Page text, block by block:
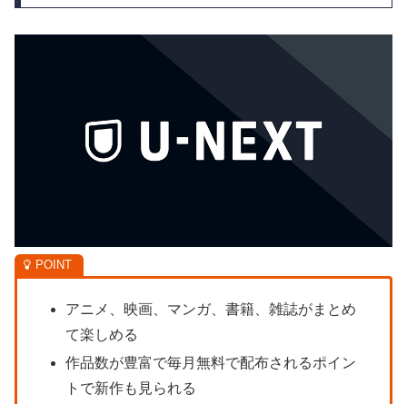
アニメ、映画、マンガ、書籍、雑誌がまとめ
て楽しめる
作品数が豊富で毎月無料で配布されるポイン
トで新作も見られる